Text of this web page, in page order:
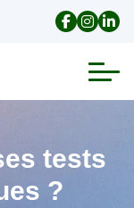
tests
?